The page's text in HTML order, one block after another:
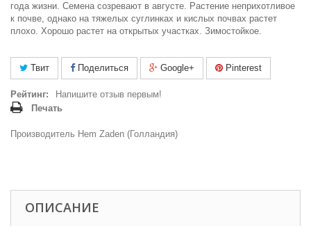
года жизни. Семена созревают в августе. Растение неприхотливое
к почве, однако на тяжелых суглинках и кислых почвах растет
плохо. Хорошо растет на открытых участках. Зимостойкое.
Твит Поделиться Google+ Pinterest
Рейтинг:
Напишите отзыв первым!
Печать
Производитель Hem Zaden (Голландия)
ОПИСАНИЕ